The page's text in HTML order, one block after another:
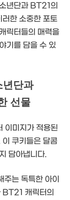
년단과 BT21의
한 소중한 포토
릭터들의 매력을
기를 담을 수 있
단과
선물
이미지가 적용된
쿠키들은 달콤
담아냅니다.
는 독특한 아이
BT21 캐릭터의